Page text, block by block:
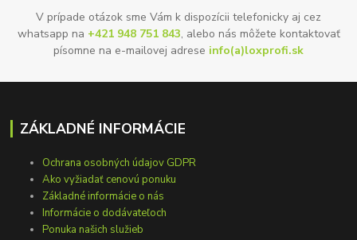
V prípade otázok sme Vám k dispozícii telefonicky aj cez
whatsapp na +421 948 751 843, alebo nás môžete kontaktovať
písomne na e-mailovej adrese info(a)loxprofi.sk
ZÁKLADNÉ INFORMÁCIE
Ochrana osobných údajov GDPR
Ako vyžiadať cenovú ponuku
Základné informácie o nás
Informácie o dodávateľoch
Ponuka našich služieb